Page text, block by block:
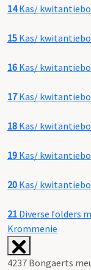
14Kas/
15 Kas/
16 Kas/
17Kas/
18 Kas/
19 Kas/
20 Kas/
21 Diverse folders
Krommenie
4237 Bongaerts